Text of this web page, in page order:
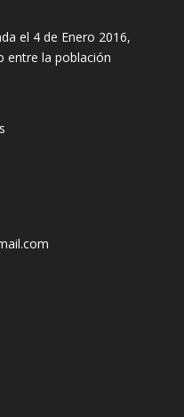
el 4 de Enero 2016,
entre la población